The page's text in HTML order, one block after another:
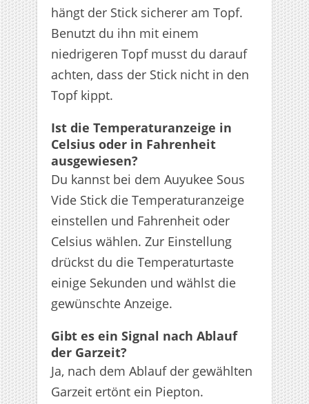
hängt der Stick sicherer am Topf.
Benutzt du ihn mit einem
niedrigeren Topf musst du darauf
achten, dass der Stick nicht in den
Topf kippt.
Ist die Temperaturanzeige in
Celsius oder in Fahrenheit
ausgewiesen?
Du kannst bei dem Auyukee Sous
Vide Stick die Temperaturanzeige
einstellen und Fahrenheit oder
Celsius wählen. Zur Einstellung
drückst du die Temperaturtaste
einige Sekunden und wählst die
gewünschte Anzeige.
Gibt es ein Signal nach Ablauf
der Garzeit?
Ja, nach dem Ablauf der gewählten
Garzeit ertönt ein Piepton.